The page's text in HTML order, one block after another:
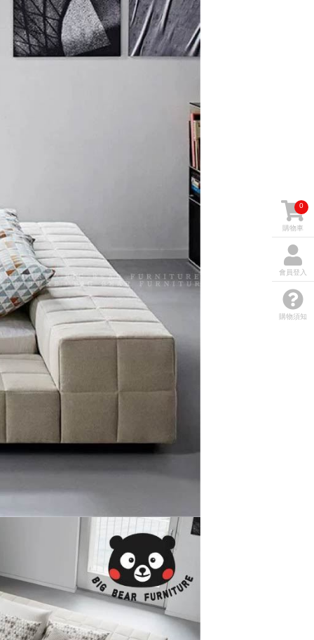
購物車
0
會員登入
購物須知